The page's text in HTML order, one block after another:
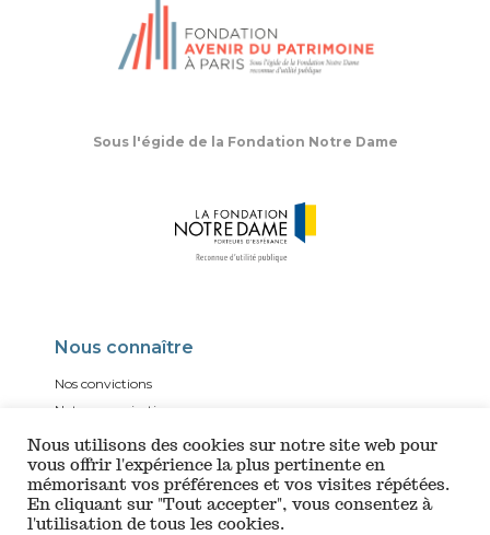
Sous l'égide de la Fondation Notre Dame
Nous connaître
Nos convictions
Notre organisation
Nos comptes
Nos chantiers
Nous utilisons des cookies sur notre site web pour
vous offrir l'expérience la plus pertinente en
mémorisant vos préférences et vos visites répétées.
En cliquant sur "Tout accepter", vous consentez à
l'utilisation de tous les cookies.